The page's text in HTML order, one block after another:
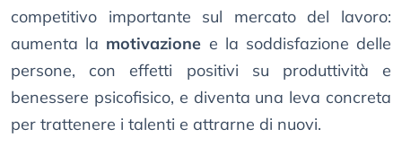
competitivo importante sul mercato del lavoro:
aumenta la motivazione e la soddisfazione delle
persone, con effetti positivi su produttività e
benessere psicofisico, e diventa una leva concreta
per trattenere i talenti e attrarne di nuovi.